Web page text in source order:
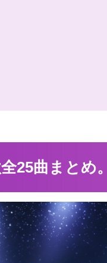
25曲まとめ。